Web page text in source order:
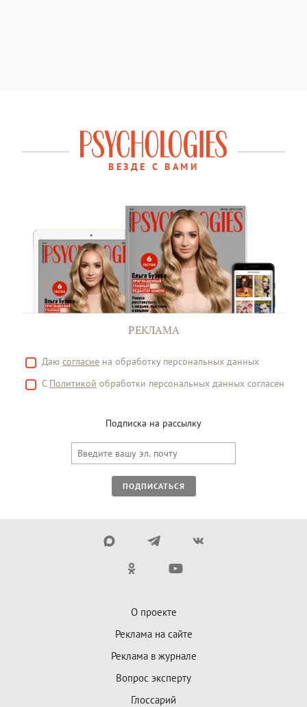
ВЕЗДЕ С ВАМИ
РЕКЛАМА
Даю согласие на обработку персональных данных
С Политикой обработки персональных данных согласен
Подписка на рассылку
ПОДПИСАТЬСЯ
О проекте
Реклама на сайте
Реклама в журнале
Вопрос эксперту
Глоссарий